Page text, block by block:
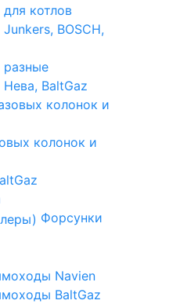
котлов
BOSCH,
BaltGaz
колонок и
Форсунки
Navien
BaltGaz